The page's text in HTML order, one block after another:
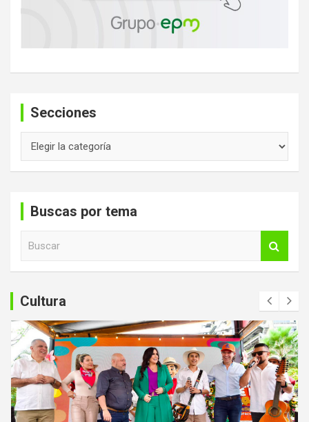
Secciones
Buscas por tema
a
Cultura